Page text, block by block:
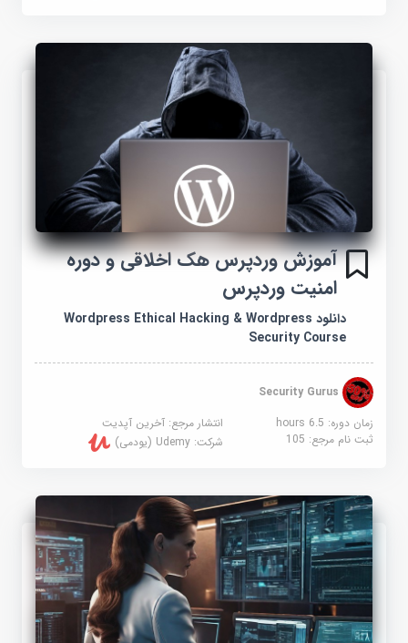
آموزش وردپرس هک اخلاقی و دوره
امنیت وردپرس
دانلود Wordpress Ethical Hacking & Wordpress
Security Course
Security Gurus
زمان دوره: 6.5 hours
انتشار مرجع:آخرین آپدیت
ثبت نام مرجع:105 شرکت:Udemy (یودمی)